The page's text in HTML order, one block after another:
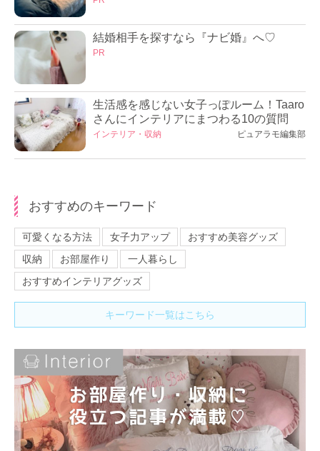
結婚相手を探すなら『ナビ婚』へ♡
PR
生活感を感じない女子っぽルーム！Taaro
さんにインテリアにまつわる10の質問
インテリア・収納 ピュアラモ編集部
おすすめのキーワード
可愛くなる方法 女子力アップ
おすすめ美容グッズ
収納
お部屋作り
一人暮らし
おすすめインテリアグッズ
キーワード一覧はこちら